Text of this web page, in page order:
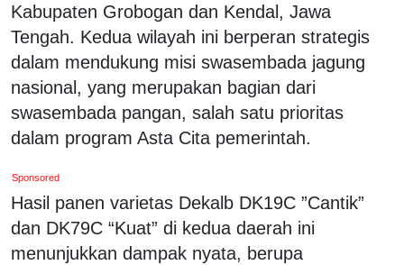
Kabupaten Grobogan dan Kendal, Jawa
Tengah. Kedua wilayah ini berperan strategis
dalam mendukung misi swasembada jagung
nasional, yang merupakan bagian dari
swasembada pangan, salah satu prioritas
dalam program Asta Cita pemerintah.
Sponsored
Hasil panen varietas Dekalb DK19C ”Cantik”
dan DK79C “Kuat” di kedua daerah ini
menunjukkan dampak nyata, berupa